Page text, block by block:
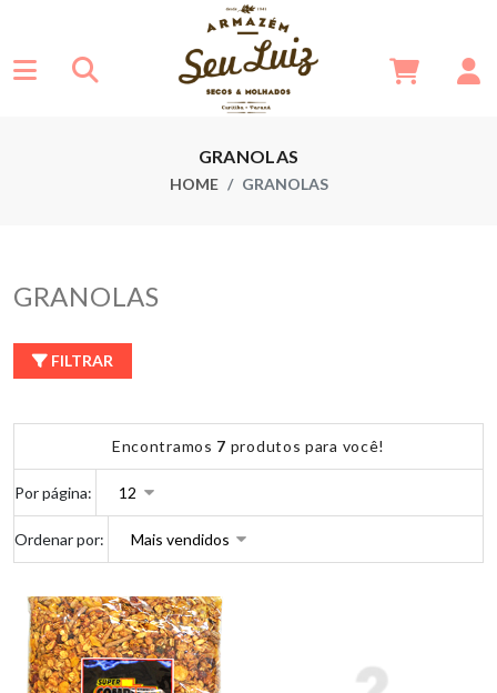
GRANOLAS
HOME GRANOLAS
GRANOLAS
FILTRAR
Encontramos 7 produtos para você!
Por página:
Ordenar por: